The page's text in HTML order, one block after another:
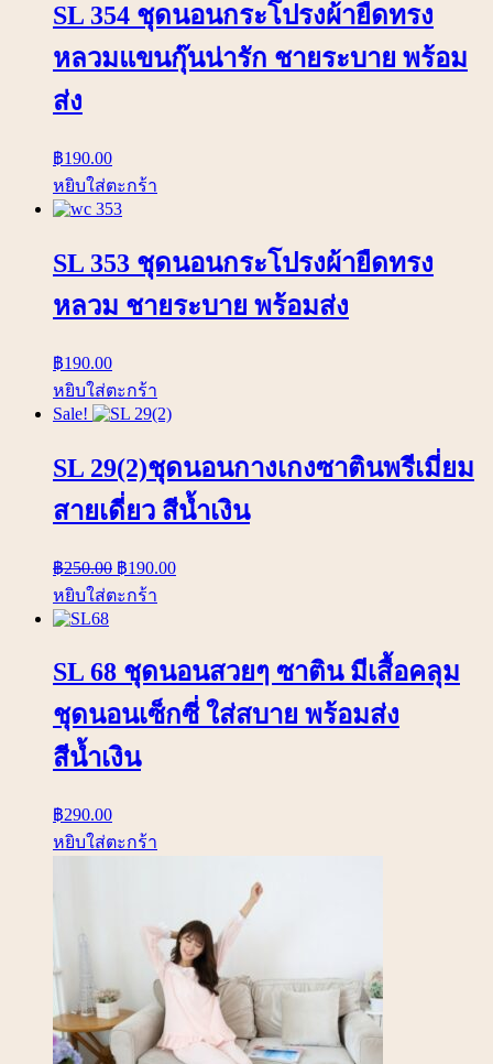
SL 354 ชุดนอนกระโปรงผ้ายืดทรง
หลวมแขนกุ๊นน่ารัก ชายระบาย พร้อม
ส่ง
฿190.00
หยิบใส่ตะกร้า
SL 353 ชุดนอนกระโปรงผ้ายืดทรง
หลวม ชายระบาย พร้อมส่ง
฿190.00
หยิบใส่ตะกร้า
Sale!
SL 29(2)ชุดนอนกางเกงซาตินพรีเมี่ยม
สายเดี่ยว สีน้ำเงิน
฿250.00 ฿190.00
หยิบใส่ตะกร้า
SL 68 ชุดนอนสวยๆ ซาติน มีเสื้อคลุม
ชุดนอนเซ็กซี่ ใส่สบาย พร้อมส่ง
สีน้ำเงิน
฿290.00
หยิบใส่ตะกร้า